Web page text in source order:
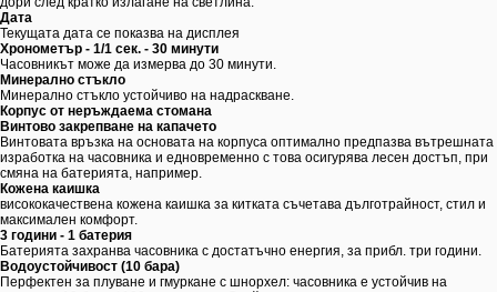
Дата
Текущата дата се показва на дисплея
Хронометър - 1/1 сек. - 30 минути
Часовникът може да измерва до 30 минути.
Минерално стъкло
Минерално стъкло устойчиво на надраскване.
Корпус от неръждаема стомана
Винтово закрепване на капачето
Винтовата връзка на основата на корпуса оптимално предпазва вътрешната
изработка на часовника и едновременно с това осигурява лесен достъп, при
смяна на батерията, например.
Кожена каишка
висококачествена кожена каишка за китката съчетава дълготрайност, стил и
максимален комфорт.
3 години - 1 батерия
Батерията захранва часовника с достатъчно енергия, за прибл. три години.
Водоустойчивост (10 бара)
Перфектен за плуване и гмуркане с шнорхел: часовника е устойчив на